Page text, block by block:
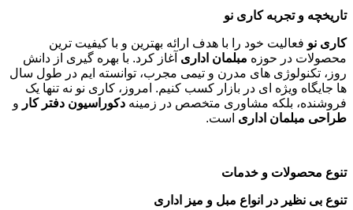
تاریخچه و تجربه کاری نو
کاری نو فعالیت خود را با هدف ارائه بهترین و با کیفیت ترین
محصولات در حوزه مبلمان اداری آغاز کرد. با بهره گیری از دانش
روز، تکنولوژی های مدرن و تیمی مجرب، توانسته ایم در طول سال
ها جایگاه ویژه ای در بازار کسب کنیم. امروز، کاری نو نه تنها یک
فروشنده، بلکه مشاوری متخصص در زمینه دکوراسیون دفتر کار و
طراحی مبلمان اداری است.
تنوع محصولات و خدمات
تنوع بی نظیر در انواع مبل و میز اداری